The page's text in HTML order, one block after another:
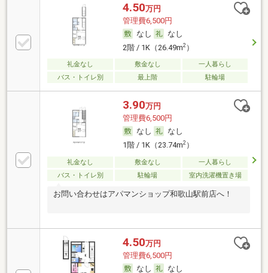
4.50万円
管理費6,500円
なし
なし
2階 / 1K（26.49m2）
礼金なし 敷金なし
一人暮らし
バス・トイレ別
最上階 駐輪場
3.90万円
管理費6,500円
なし
なし
1階 / 1K（23.74m2）
礼金なし 敷金なし
一人暮らし
バス・トイレ別
駐輪場 室内洗濯機置き場
お問い合わせはアパマンショップ和歌山駅前店へ！
4.50万円
管理費6,500円
なし
なし